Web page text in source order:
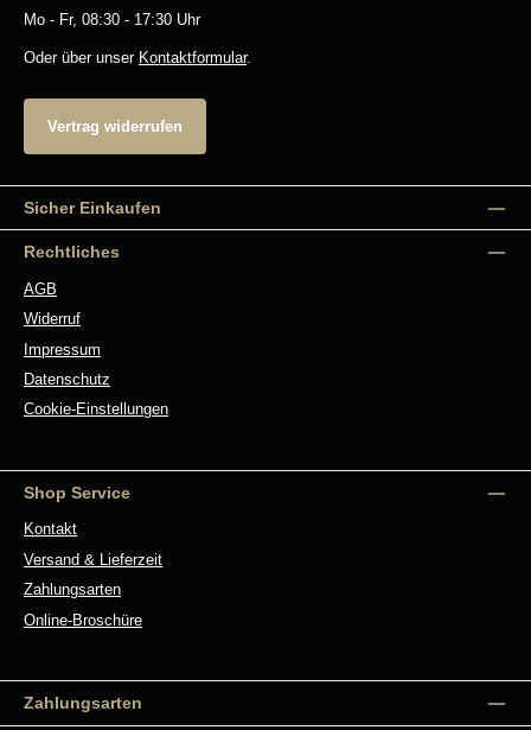
Mo - Fr, 08:30 - 17:30 Uhr
Oder über unser Kontaktformular.
Vertrag widerrufen
Sicher Einkaufen
Rechtliches
AGB
Widerruf
Impressum
Datenschutz
Cookie-Einstellungen
Shop Service
Kontakt
Versand & Lieferzeit
Zahlungsarten
Online-Broschüre
Zahlungsarten